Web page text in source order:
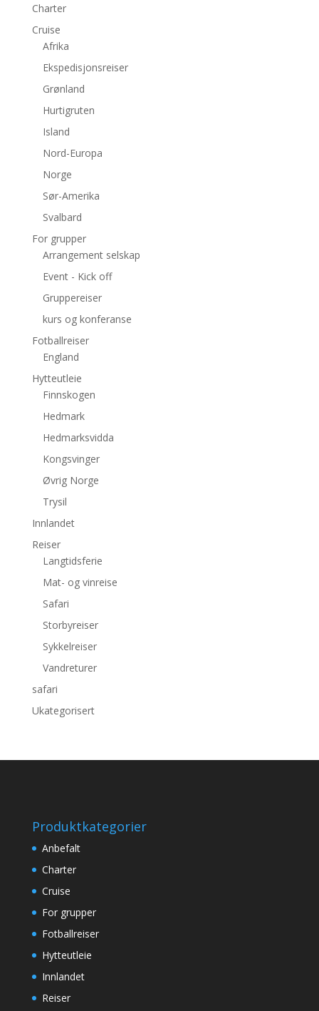
Charter
Cruise
Afrika
Ekspedisjonsreiser
Grønland
Hurtigruten
Island
Nord-Europa
Norge
Sør-Amerika
Svalbard
For grupper
Arrangement selskap
Event - Kick off
Gruppereiser
kurs og konferanse
Fotballreiser
England
Hytteutleie
Finnskogen
Hedmark
Hedmarksvidda
Kongsvinger
Øvrig Norge
Trysil
Innlandet
Reiser
Langtidsferie
Mat- og vinreise
Safari
Storbyreiser
Sykkelreiser
Vandreturer
safari
Ukategorisert
Produktkategorier
Anbefalt
Charter
Cruise
For grupper
Fotballreiser
Hytteutleie
Innlandet
Reiser